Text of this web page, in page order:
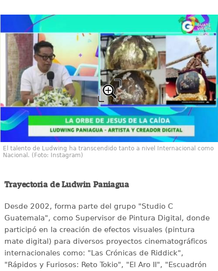
El talento de Ludwing ha transcendido tanto a nivel Internacional como
Nacional. (Foto: Instagram)
Trayectoria de Ludwin Paniagua
Desde 2002, forma parte del grupo "Studio C
Guatemala", como Supervisor de Pintura Digital, donde
participó en la creación de efectos visuales (pintura
mate digital) para diversos proyectos cinematográficos
internacionales como: "Las Crónicas de Riddick",
"Rápidos y Furiosos: Reto Tokio", "El Aro II", "Escuadrón